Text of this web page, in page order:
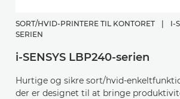
SORT/HVID-PRINTERE TIL KONTORET
I-
SERIEN
i-SENSYS LBP240-serien
Hurtige og sikre sort/hvid-
der er designet til at bringe